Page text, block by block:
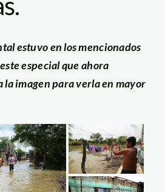
estuvo en los mencionados
especial que ahora
la imagen para verla en mayor